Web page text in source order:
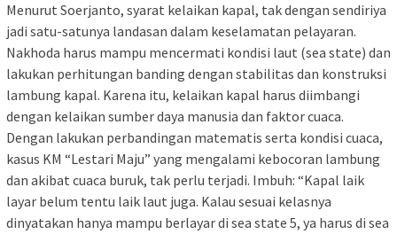
Menurut Soerjanto, syarat kelaikan kapal, tak dengan sendiriya
jadi satu-satunya landasan dalam keselamatan pelayaran.
Nakhoda harus mampu mencermati kondisi laut (sea state) dan
lakukan perhitungan banding dengan stabilitas dan konstruksi
lambung kapal. Karena itu, kelaikan kapal harus diimbangi
dengan kelaikan sumber daya manusia dan faktor cuaca.
Dengan lakukan perbandingan matematis serta kondisi cuaca,
kasus KM “Lestari Maju” yang mengalami kebocoran lambung
dan akibat cuaca buruk, tak perlu terjadi. Imbuh: “Kapal laik
layar belum tentu laik laut juga. Kalau sesuai kelasnya
dinyatakan hanya mampu berlayar di sea state 5, ya harus di sea